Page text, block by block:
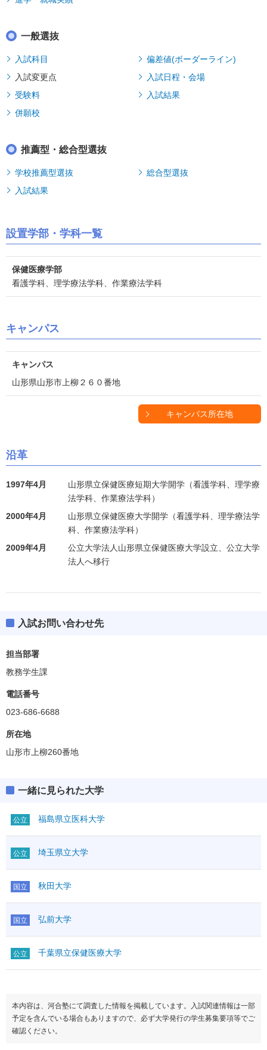
一般選抜
入試科目
偏差値(ボーダーライン)
入試変更点
入試日程・会場
受験料
入試結果
併願校
推薦型・総合型選抜
学校推薦型選抜
総合型選抜
入試結果
設置学部・学科一覧
保健医療学部
看護学科、理学療法学科、作業療法学科
キャンパス
キャンパス
山形県山形市上柳２６０番地
キャンパス所在地
沿革
1997年4月
山形県立保健医療短期大学開学（看護学科、理学療
法学科、作業療法学科）
2000年4月
山形県立保健医療大学開学（看護学科、理学療法学
科、作業療法学科）
2009年4月
公立大学法人山形県立保健医療大学設立、公立大学
法人へ移行
入試お問い合わせ先
担当部署
教務学生課
電話番号
023-686-6688
所在地
山形市上柳260番地
一緒に見られた大学
公立 福島県立医科大学
公立 埼玉県立大学
国立 秋田大学
国立 弘前大学
公立 千葉県立保健医療大学
本内容は、河合塾にて調査した情報を掲載しています。入試関連情報は一部
予定を含んでいる場合もありますので、必ず大学発行の学生募集要項等でご
確認ください。